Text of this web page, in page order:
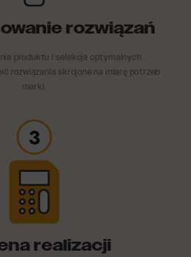
rozwiązań
produktu i selekcja optymalnych
rozwiązania skrojone na miarę potrzeb
marki.
realizacji